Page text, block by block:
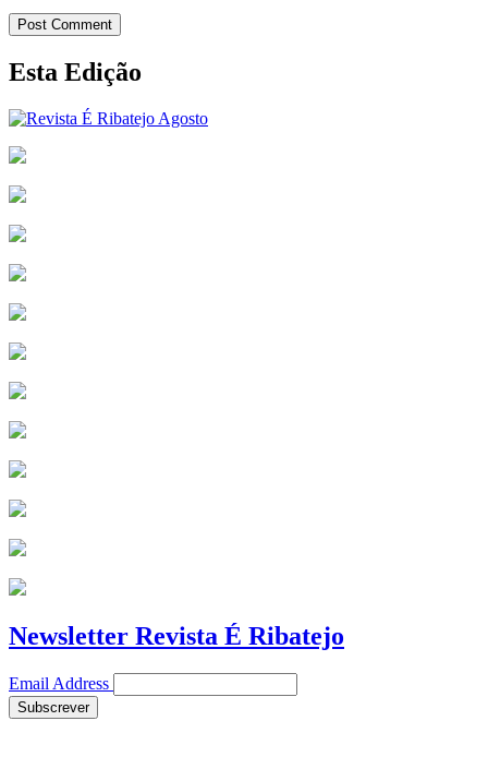
Post Comment
Esta Edição
Newsletter Revista É Ribatejo
Email Address